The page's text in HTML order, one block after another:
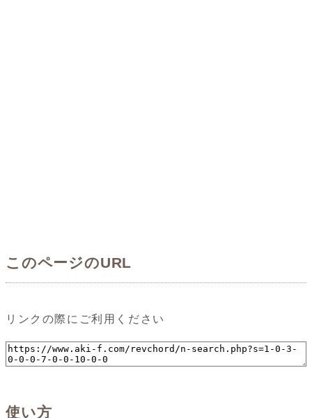
このページのURL
リンクの際にご利用ください
使い方